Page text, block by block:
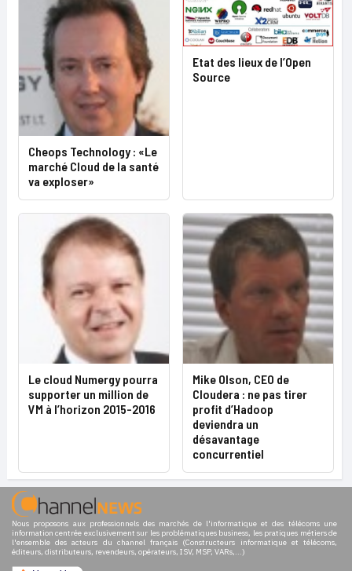
Cheops Technology : «Le
marché Cloud de la santé
va exploser»
Etat des lieux de l’Open
Source
Le cloud Numergy pourra
supporter un million de
VM à l’horizon 2015-2016
Mike Olson, CEO de
Cloudera : ne pas tirer
profit d’Hadoop
deviendra un
désavantage
concurrentiel
Nous proposons aux professionnels des marchés de l'informatique et des télécoms une
information centrée exclusivement sur les problématiques business, les pratiques métiers de
l'ensemble des acteurs du channel français (Constructeurs informatique et télécoms,
éditeurs, distributeurs, revendeurs, opérateurs, ISV, MSP, VARs,...)